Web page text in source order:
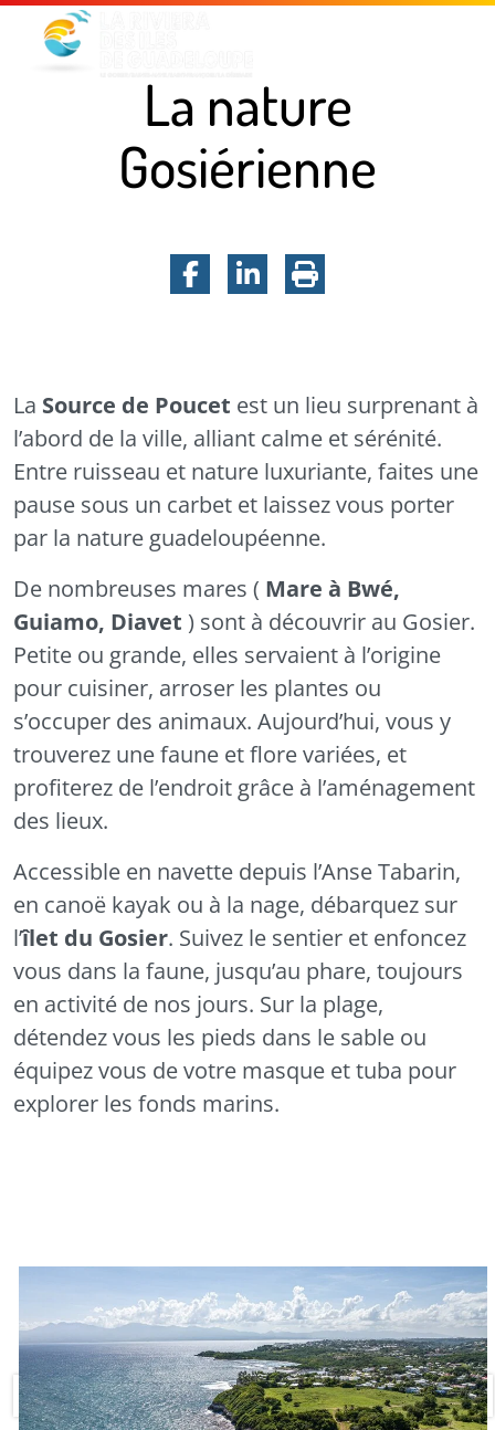
Menu principal
Contenu principal
Pied de page
La nature
Gosiérienne
Facebook
LinkedInImprimer la
La nature Gosiérienne
La Source de Poucet est un lieu surprenant à
l’abord de la ville, alliant calme et sérénité.
Entre ruisseau et nature luxuriante, faites une
pause sous un carbet et laissez vous porter
par la nature guadeloupéenne.
De nombreuses mares ( Mare à Bwé,
Guiamo, Diavet ) sont à découvrir au Gosier.
Petite ou grande, elles servaient à l’origine
pour cuisiner, arroser les plantes ou
s’occuper des animaux. Aujourd’hui, vous y
trouverez une faune et flore variées, et
profiterez de l’endroit grâce à l’aménagement
des lieux.
Accessible en navette depuis l’Anse Tabarin,
en canoë kayak ou à la nage, débarquez sur
l’îlet du Gosier. Suivez le sentier et enfoncez
vous dans la faune, jusqu’au phare, toujours
en activité de nos jours. Sur la plage,
détendez vous les pieds dans le sable ou
équipez vous de votre masque et tuba pour
explorer les fonds marins.